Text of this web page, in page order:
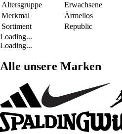
Altersgruppe
Erwachsene
Merkmal
Ärmellos
Sortiment
Republic
Loading...
Loading...
Alle unsere Marken